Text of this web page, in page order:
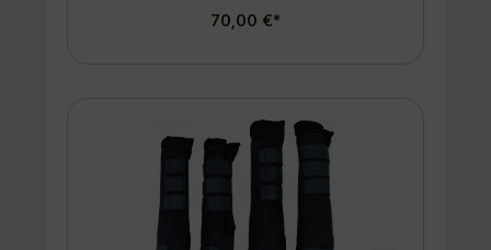
(hinten) • gut fixierbar durch Klettverschluss-
70,00 €*